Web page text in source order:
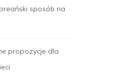
sposób na
propozycje dla